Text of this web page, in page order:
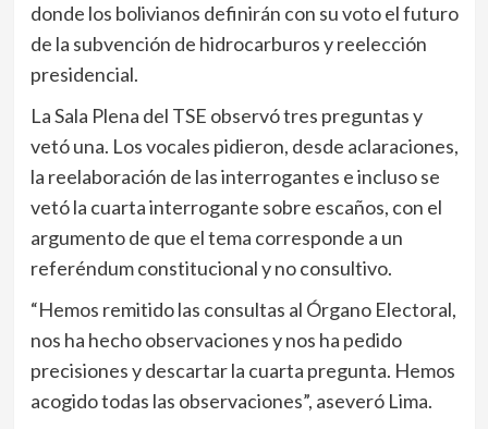
donde los bolivianos definirán con su voto el futuro
de la subvención de hidrocarburos y reelección
presidencial.
La Sala Plena del TSE observó tres preguntas y
vetó una. Los vocales pidieron, desde aclaraciones,
la reelaboración de las interrogantes e incluso se
vetó la cuarta interrogante sobre escaños, con el
argumento de que el tema corresponde a un
referéndum constitucional y no consultivo.
“Hemos remitido las consultas al Órgano Electoral,
nos ha hecho observaciones y nos ha pedido
precisiones y descartar la cuarta pregunta. Hemos
acogido todas las observaciones”, aseveró Lima.